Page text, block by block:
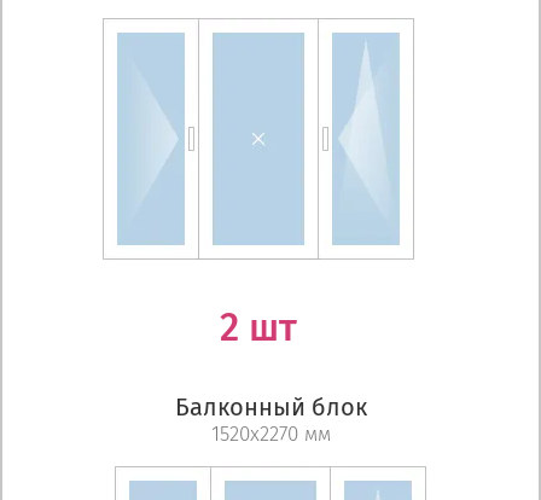
2 шт
Балконный блок
1520х2270 мм